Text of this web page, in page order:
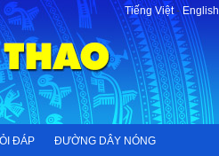
Tiếng Việt-English
ĐÁP ĐƯỜNG DÂY NÓNG